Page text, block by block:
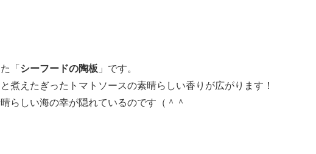
「 シーフードの陶板 」です。
煮えたぎったトマトソースの素晴らしい香りが広がります！
らしい海の幸が隠れているのです（＾＾